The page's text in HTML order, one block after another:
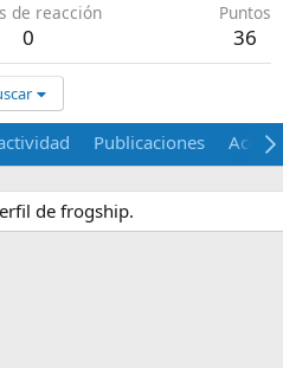
de reacción
0
Puntos
36
Publicaciones Acerca
de frogship.